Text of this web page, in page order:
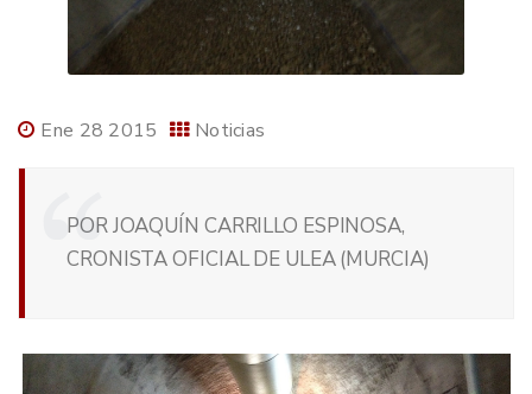
Ene 28 2015 Noticias
POR JOAQUÍN CARRILLO ESPINOSA,
CRONISTA OFICIAL DE ULEA (MURCIA)